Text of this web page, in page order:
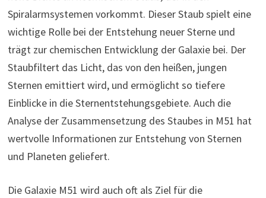
Spiralarmsystemen vorkommt. Dieser Staub spielt eine
wichtige Rolle bei der Entstehung neuer Sterne und
trägt zur chemischen Entwicklung der Galaxie bei. Der
Staubfiltert das Licht, das von den heißen, jungen
Sternen emittiert wird, und ermöglicht so tiefere
Einblicke in die Sternentstehungsgebiete. Auch die
Analyse der Zusammensetzung des Staubes in M51 hat
wertvolle Informationen zur Entstehung von Sternen
und Planeten geliefert.
Die Galaxie M51 wird auch oft als Ziel für die